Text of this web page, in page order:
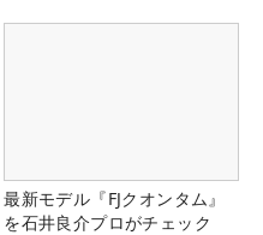
最新モデル『FJクオンタム』
を石井良介プロがチェック